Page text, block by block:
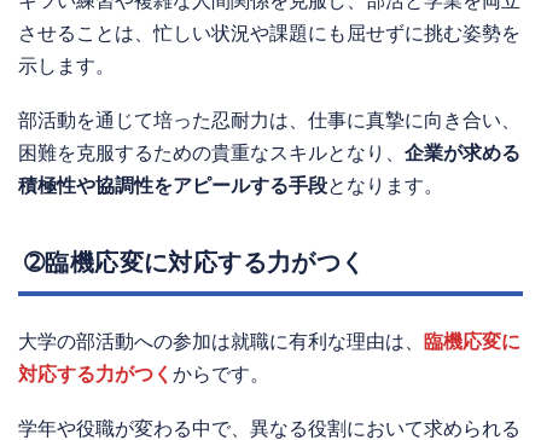
させることは、忙しい状況や課題にも屈せずに挑む姿勢を
示します。
部活動を通じて培った忍耐力は、仕事に真摯に向き合い、
困難を克服するための貴重なスキルとなり、 企業が求める
積極性や協調性をアピールする手段となります。
➁臨機応変に対応する力がつく
大学の部活動への参加は就職に有利な理由は、
臨機応変に
対応する力がつく からです。
学年や役職が変わる中で、異なる役割において求められる